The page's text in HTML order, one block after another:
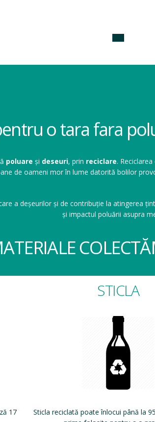
o tara fara
poluare și deseuri, prin reciclare.
de oameni mor în lume datorită bolilor
a deșeurilor și de contribuție la atingerea
și impactul poluării asupra
17
STICLA
Sticla reciclată poate înlocui până la